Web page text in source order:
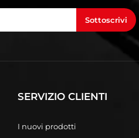
Sottoscrivi
SERVIZIO CLIENTI
I nuovi prodotti